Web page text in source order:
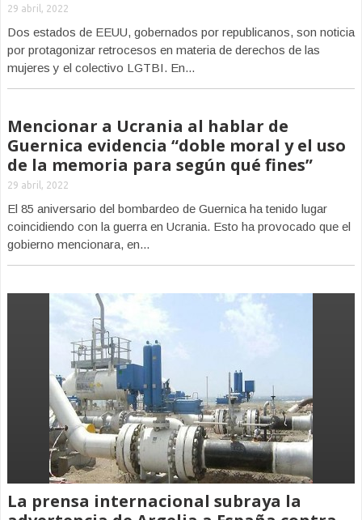
29 abril, 2022
Dos estados de EEUU, gobernados por republicanos, son noticia
por protagonizar retrocesos en materia de derechos de las
mujeres y el colectivo LGTBI. En...
Mencionar a Ucrania al hablar de
Guernica evidencia “doble moral y el uso
de la memoria para según qué fines”
29 abril, 2022
El 85 aniversario del bombardeo de Guernica ha tenido lugar
coincidiendo con la guerra en Ucrania. Esto ha provocado que el
gobierno mencionara, en...
La prensa internacional subraya la